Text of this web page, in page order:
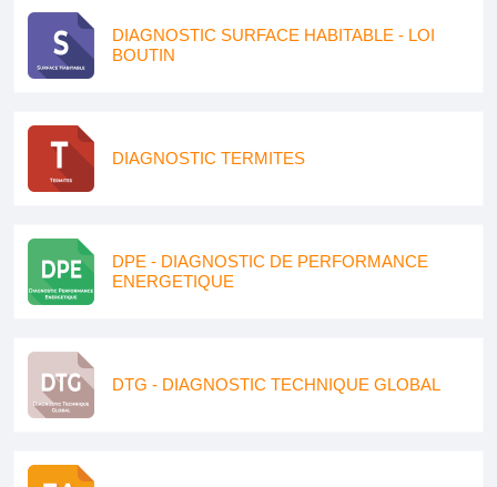
DIAGNOSTIC SURFACE HABITABLE - LOI
BOUTIN
DIAGNOSTIC TERMITES
DPE - DIAGNOSTIC DE PERFORMANCE
ENERGETIQUE
DTG - DIAGNOSTIC TECHNIQUE GLOBAL